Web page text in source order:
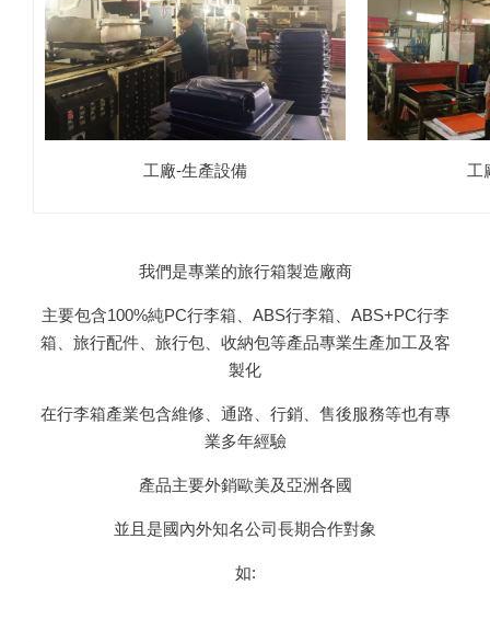
工廠-生產設備 工
我們是專業的旅行箱製造廠商
主要包含100%純PC行李箱、ABS行李箱、ABS+PC行李
箱、旅行配件、旅行包、收納包等產品專業生產加工及客
製化
在行李箱產業包含維修、通路、行銷、售後服務等也有專
業多年經驗
產品主要外銷歐美及亞洲各國
並且是國內外知名公司長期合作對象
如: